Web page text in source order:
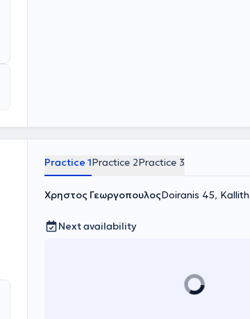
Practice 1Practice 2Practice 3
Χρηστος ΓεωργοπουλοςDoiranis 45,
Next availability